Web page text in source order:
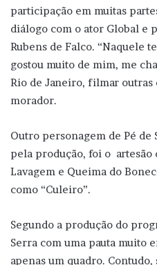
participação em muitas
diálogo com o ator Global e
Rubens de Falco. “Naquele
gostou muito de mim, me
Rio de Janeiro, filmar outras
morador.
Outro personagem de Pé de
pela produção, foi o artesão
Lavagem e Queima do
como “Culeiro”.
Segundo a produção do
Serra com uma pauta muito
apenas um quadro.